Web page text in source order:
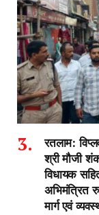
रतलाम:
श्री मौजी
विधायक
अभिमंत्रित
मार्ग एवं